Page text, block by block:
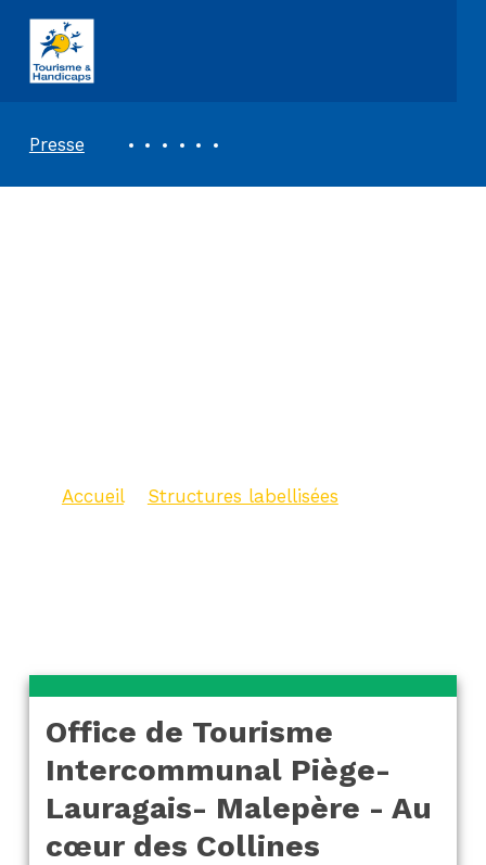
ASSOCIATION TOURISME ET HANDICAPS
Presse
Accueil> Structures labellisées
Office de Tourisme
Intercommunal Piège-
Lauragais- Malepère - Au
cœur des Collines